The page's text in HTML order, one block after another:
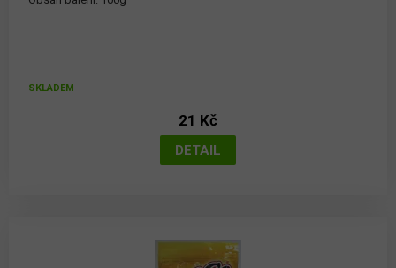
SKLADEM
21 Kč